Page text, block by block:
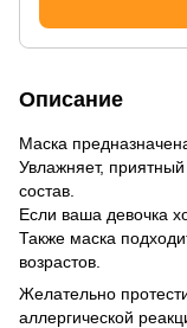
Описание
Маска
Увлажняет,
состав.
Если ваша девочка
Также маска
возрастов.
Желательно
аллергической